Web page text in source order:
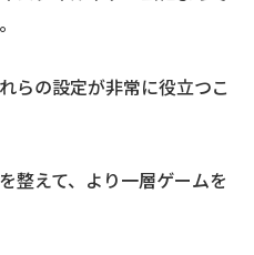
らの設定が非常に役立つこ
整えて、より一層ゲームを